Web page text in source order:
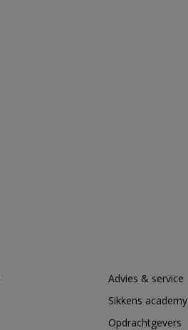
Advies & service
Sikkens academy
Opdrachtgevers